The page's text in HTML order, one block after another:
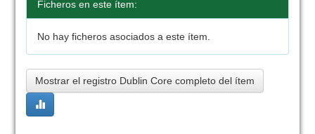
Ficheros en este ítem:
No hay ficheros asociados a este ítem.
Mostrar el registro Dublin Core completo del ítem